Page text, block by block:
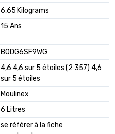
‎6,65 Kilograms
‎15 Ans
B0DG6SF9WG
4,6 4,6 sur 5 étoiles (2 357) 4,6
sur 5 étoiles
Moulinex
6 Litres
se référer à la fiche